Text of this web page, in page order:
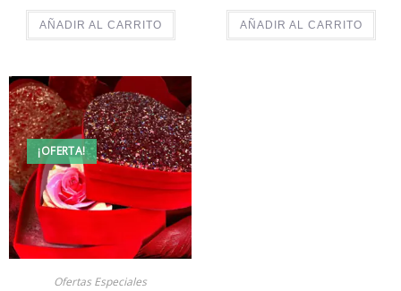
AÑADIR AL CARRITO AÑADIR AL CARRITO
¡OFERTA!
Ofertas Especiales